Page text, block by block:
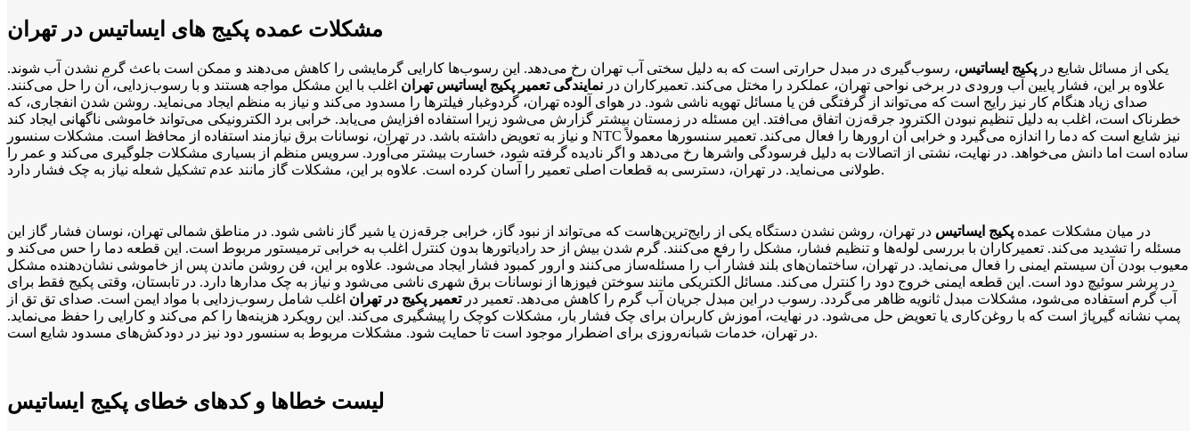
مشکلات عمده پکیج های ایساتیس در تهران
یکی از مسائل شایع در پکیج ایساتیس، رسوب‌گیری در مبدل حرارتی است که به دلیل سختی آب تهران رخ می‌دهد. این رسوب‌ها کارایی گرمایشی را کاهش می‌دهند و ممکن است باعث گرم نشدن آب شوند.
علاوه بر این، فشار پایین آب ورودی در برخی نواحی تهران، عملکرد را مختل می‌کند. تعمیرکاران در نمایندگی تعمیر پکیج ایساتیس تهران اغلب با این مشکل مواجه هستند و با رسوب‌زدایی، آن را حل می‌کنند.
صدای زیاد هنگام کار نیز رایج است که می‌تواند از گرفتگی فن یا مسائل تهویه ناشی شود. در هوای آلوده تهران، گردوغبار فیلترها را مسدود می‌کند و نیاز به منظم ایجاد می‌نماید. روشن شدن انفجاری، که
خطرناک است، اغلب به دلیل تنظیم نبودن الکترود جرقه‌زن اتفاق می‌افتد. این مسئله در زمستان بیشتر گزارش می‌شود زیرا استفاده افزایش می‌یابد. خرابی برد الکترونیکی می‌تواند خاموشی ناگهانی ایجاد کند
و نیاز به تعویض داشته باشد. در تهران، نوسانات برق نیازمند استفاده از محافظ است. مشکلات سنسور NTC نیز شایع است که دما را اندازه می‌گیرد و خرابی آن ارورها را فعال می‌کند. تعمیر سنسورها معمولاً
ساده است اما دانش می‌خواهد. در نهایت، نشتی از اتصالات به دلیل فرسودگی واشرها رخ می‌دهد و اگر نادیده گرفته شود، خسارت بیشتر می‌آورد. سرویس منظم از بسیاری مشکلات جلوگیری می‌کند و عمر را
طولانی می‌نماید. در تهران، دسترسی به قطعات اصلی تعمیر را آسان کرده است. علاوه بر این، مشکلات گاز مانند عدم تشکیل شعله نیاز به چک فشار دارد.
در میان مشکلات عمده پکیج ایساتیس در تهران، روشن نشدن دستگاه یکی از رایج‌ترین‌هاست که می‌تواند از نبود گاز، خرابی جرقه‌زن یا شیر گاز ناشی شود. در مناطق شمالی تهران، نوسان فشار گاز این
مسئله را تشدید می‌کند. تعمیرکاران با بررسی لوله‌ها و تنظیم فشار، مشکل را رفع می‌کنند. گرم شدن بیش از حد رادیاتورها بدون کنترل اغلب به خرابی ترمیستور مربوط است. این قطعه دما را حس می‌کند و
معیوب بودن آن سیستم ایمنی را فعال می‌نماید. در تهران، ساختمان‌های بلند فشار آب را مسئله‌ساز می‌کنند و ارور کمبود فشار ایجاد می‌شود. علاوه بر این، فن روشن ماندن پس از خاموشی نشان‌دهنده مشکل
در پرشر سوئیچ دود است. این قطعه ایمنی خروج دود را کنترل می‌کند. مسائل الکتریکی مانند سوختن فیوزها از نوسانات برق شهری ناشی می‌شود و نیاز به چک مدارها دارد. در تابستان، وقتی پکیج فقط برای
آب گرم استفاده می‌شود، مشکلات مبدل ثانویه ظاهر می‌گردد. رسوب در این مبدل جریان آب گرم را کاهش می‌دهد. تعمیر درتعمیر پکیج در تهران اغلب شامل رسوب‌زدایی با مواد ایمن است. صدای تق تق از
پمپ نشانه گیرپاژ است که با روغن‌کاری یا تعویض حل می‌شود. در نهایت، آموزش کاربران برای چک فشار بار، مشکلات کوچک را پیشگیری می‌کند. این رویکرد هزینه‌ها را کم می‌کند و کارایی را حفظ می‌نماید.
در تهران، خدمات شبانه‌روزی برای اضطرار موجود است تا حمایت شود. مشکلات مربوط به سنسور دود نیز در دودکش‌های مسدود شایع است.
لیست خطاها و کدهای خطای پکیج ایساتیس